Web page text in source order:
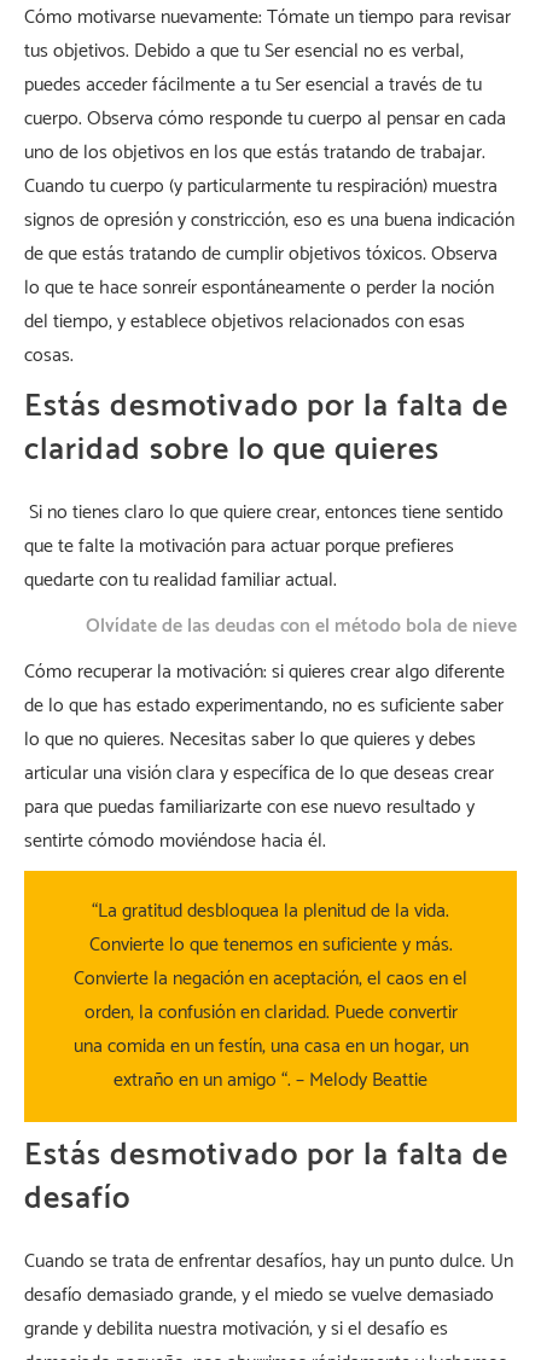
Cómo motivarse nuevamente: Tómate un tiempo para revisar
tus objetivos. Debido a que tu Ser esencial no es verbal,
puedes acceder fácilmente a tu Ser esencial a través de tu
cuerpo. Observa cómo responde tu cuerpo al pensar en cada
uno de los objetivos en los que estás tratando de trabajar.
Cuando tu cuerpo (y particularmente tu respiración) muestra
signos de opresión y constricción, eso es una buena indicación
de que estás tratando de cumplir objetivos tóxicos. Observa
lo que te hace sonreír espontáneamente o perder la noción
del tiempo, y establece objetivos relacionados con esas
cosas.
Estás desmotivado por la falta de
claridad sobre lo que quieres
Si no tienes claro lo que quiere crear, entonces tiene sentido
que te falte la motivación para actuar porque prefieres
quedarte con tu realidad familiar actual.
Olvídate de las deudas con el método bola de nieve
Cómo recuperar la motivación: si quieres crear algo diferente
de lo que has estado experimentando, no es suficiente saber
lo que no quieres. Necesitas saber lo que quieres y debes
articular una visión clara y específica de lo que deseas crear
para que puedas familiarizarte con ese nuevo resultado y
sentirte cómodo moviéndose hacia él.
“La gratitud desbloquea la plenitud de la vida.
Convierte lo que tenemos en suficiente y más.
Convierte la negación en aceptación, el caos en el
orden, la confusión en claridad. Puede convertir
una comida en un festín, una casa en un hogar, un
extraño en un amigo “. – Melody Beattie
Estás desmotivado por la falta de
desafío
Cuando se trata de enfrentar desafíos, hay un punto dulce. Un
desafío demasiado grande, y el miedo se vuelve demasiado
grande y debilita nuestra motivación, y si el desafío es